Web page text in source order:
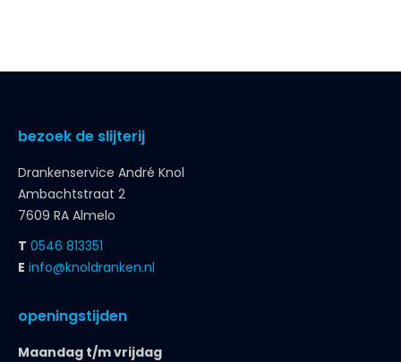
bezoek de slijterij
Drankenservice André Knol
Ambachtstraat 2
7609 RA Almelo
T 0546 813351
E info@knoldranken.nl
openingstijden
Maandag t/m vrijdag